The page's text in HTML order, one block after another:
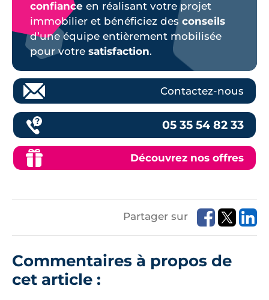
confiance en réalisant votre projet
immobilier et bénéficiez des conseils
d’une équipe entièrement mobilisée
pour votre satisfaction.
Contactez-nous
05 35 54 82 33
Découvrez nos offres
Partager sur
Commentaires à propos de
cet article :